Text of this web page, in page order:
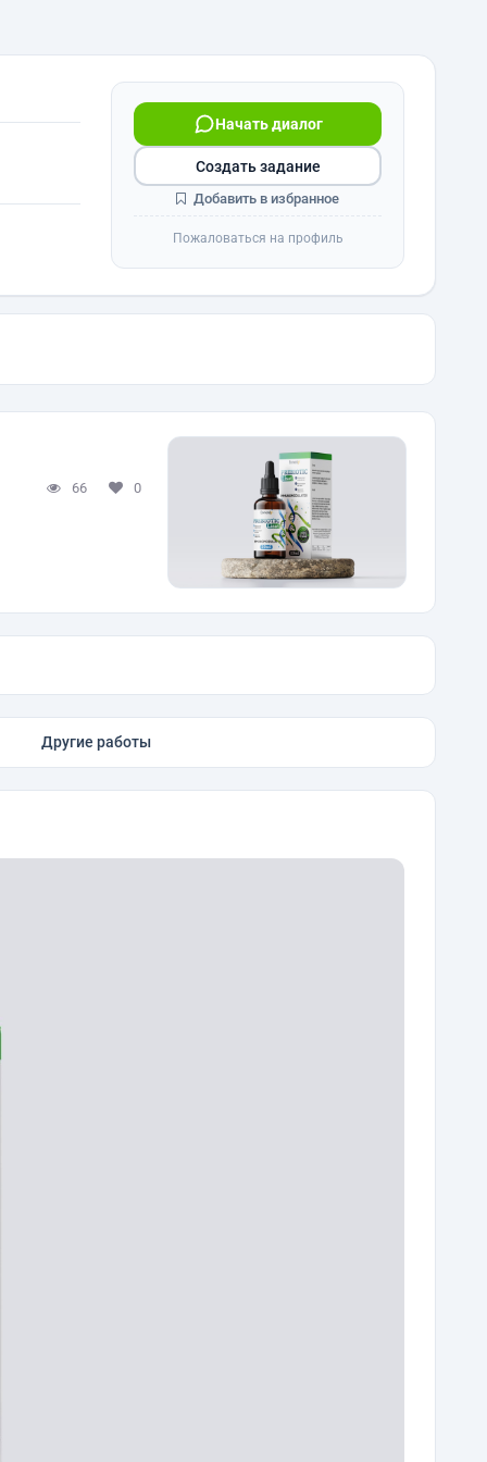
Начать диалог
Создать задание
Добавить в избранное
Пожаловаться на профиль
66 0
Другие работы